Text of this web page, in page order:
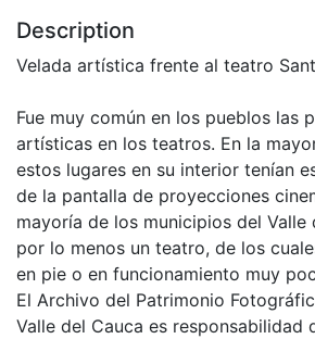
Description
Velada artística frente al teatro
Fue muy común en los pueblos las
artísticas en los teatros. En la
estos lugares en su interior tenían
de la pantalla de proyecciones
mayoría de los municipios del Valle
por lo menos un teatro, de los
en pie o en funcionamiento muy
El Archivo del Patrimonio
Valle del Cauca es responsabilidad